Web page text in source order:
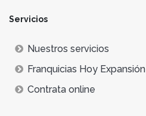
Servicios
Nuestros servicios
Franquicias Hoy Expansión
Contrata online